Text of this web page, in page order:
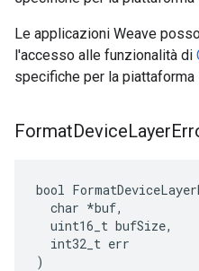
Le applicazioni Weave
l'accesso alle funzionalità di
specifiche per la piattaforma
FormatDeviceLayer
bool
  char *buf,
  uint16_t bufSize,
  int32_t err
)